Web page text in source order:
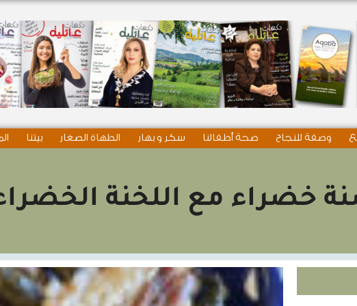
وصفة للنجاح صحة أطفالنا سكر و بهار الطهاة الصغار بيتنا
خضراء مع اللخنة